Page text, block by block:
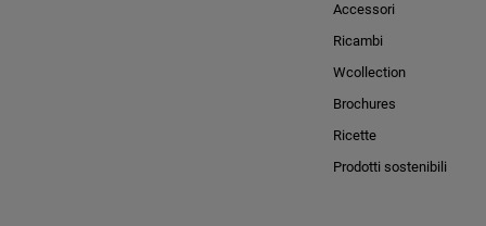
Accessori
Ricambi
Wcollection
Brochures
Ricette
Prodotti sostenibili